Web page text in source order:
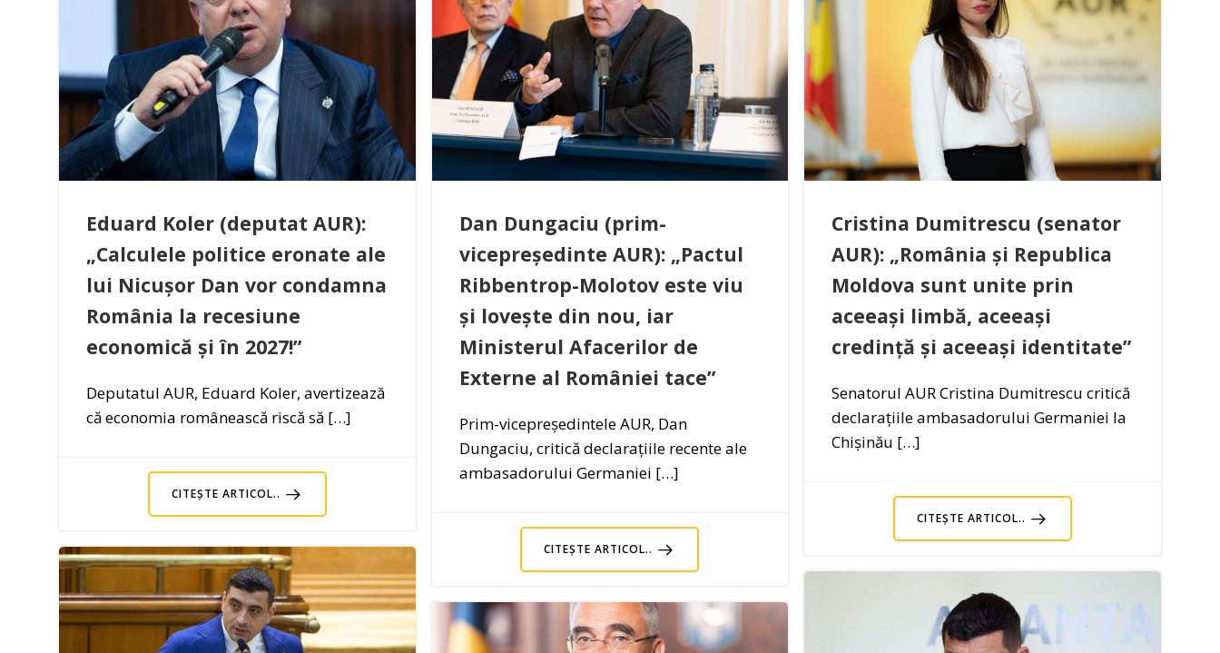
Eduard Koler (deputat AUR):
„Calculele politice eronate ale
lui Nicușor Dan vor condamna
România la recesiune
economică și în 2027!”
Deputatul AUR, Eduard Koler, avertizează
că economia românească riscă să […]
CITEȘTE ARTICOL..
Dan Dungaciu (prim-
vicepreședinte AUR): „Pactul
Ribbentrop-Molotov este viu
și lovește din nou, iar
Ministerul Afacerilor de
Externe al României tace”
Prim-vicepreședintele AUR, Dan
Dungaciu, critică declarațiile recente ale
ambasadorului Germaniei […]
CITEȘTE ARTICOL..
Cristina Dumitrescu (senator
AUR): „România și Republica
Moldova sunt unite prin
aceeași limbă, aceeași
credință și aceeași identitate”
Senatorul AUR Cristina Dumitrescu critică
declarațiile ambasadorului Germaniei la
Chișinău […]
CITEȘTE ARTICOL..